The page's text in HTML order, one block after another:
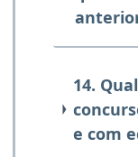
14.
e com